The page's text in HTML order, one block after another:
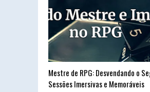
Mestre de RPG: Desvendando o
Sessões Imersivas e Memoráveis